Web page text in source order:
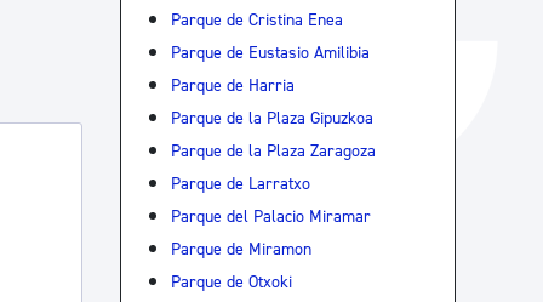
Parque de Cristina Enea
Parque de Eustasio Amilibia
Parque de Harria
Parque de la Plaza Gipuzkoa
Parque de la Plaza Zaragoza
Parque de Larratxo
Parque del Palacio Miramar
Parque de Miramon
Parque de Otxoki